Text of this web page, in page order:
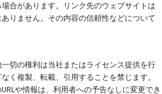
合があります。リンク先のウェブサイトは
りません。その内容の信頼性などについて
切の権利は当社またはライセンス提供を行
く複製、転載、引用することを禁じます。
や情報は、利用者への予告なしに変更でき